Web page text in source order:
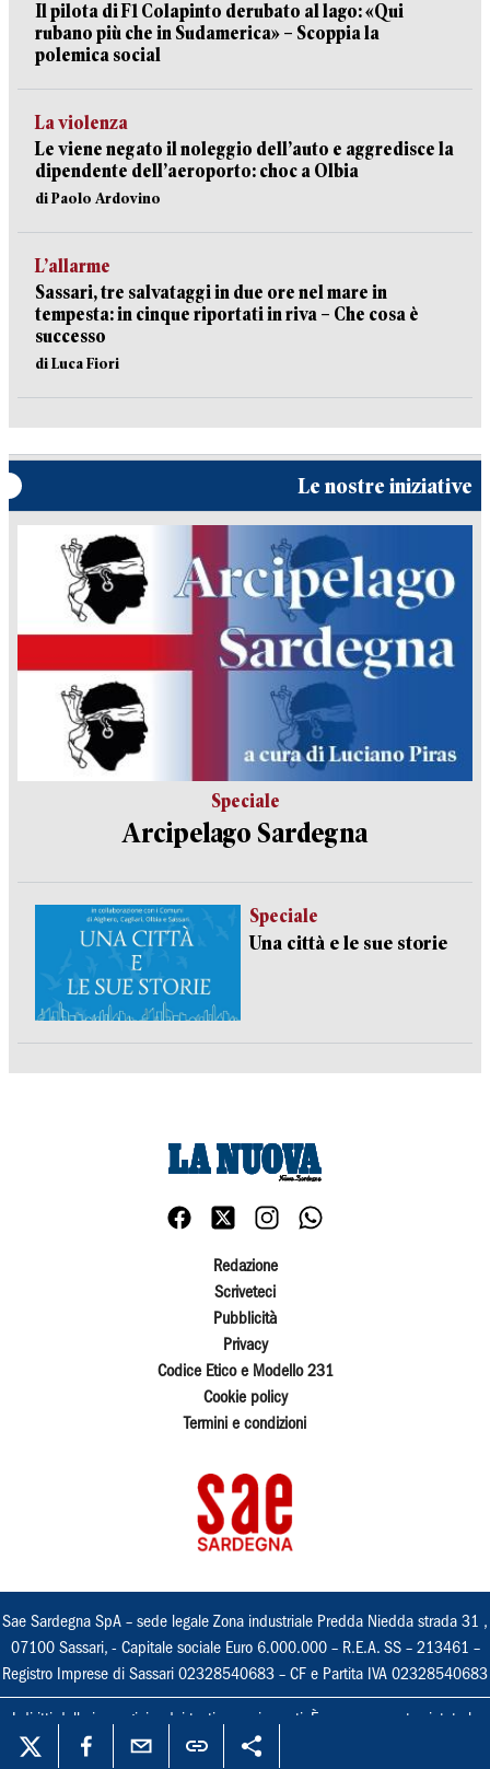
Il pilota di F1 Colapinto derubato al lago: «Qui
rubano più che in Sudamerica» – Scoppia la
polemica social
La violenza
Le viene negato il noleggio dell’auto e aggredisce la
dipendente dell’aeroporto: choc a Olbia
di Paolo Ardovino
L’allarme
Sassari, tre salvataggi in due ore nel mare in
tempesta: in cinque riportati in riva – Che cosa è
successo
di Luca Fiori
Le nostre iniziative
Speciale
Arcipelago Sardegna
Speciale
Una città e le sue storie
Redazione
Scriveteci
Pubblicità
Privacy
Codice Etico e Modello 231
Cookie policy
Termini e condizioni
Sae Sardegna SpA – sede legale Zona industriale Predda Niedda strada 31 ,
07100 Sassari, - Capitale sociale Euro 6.000.000 – R.E.A. SS – 213461 –
Registro Imprese di Sassari 02328540683 – CF e Partita IVA 02328540683
I diritti delle immagini e dei testi sono riservati. È espressamente vietata la
loro riproduzione con qualsiasi mezzo e l'adattamento totale o parziale.